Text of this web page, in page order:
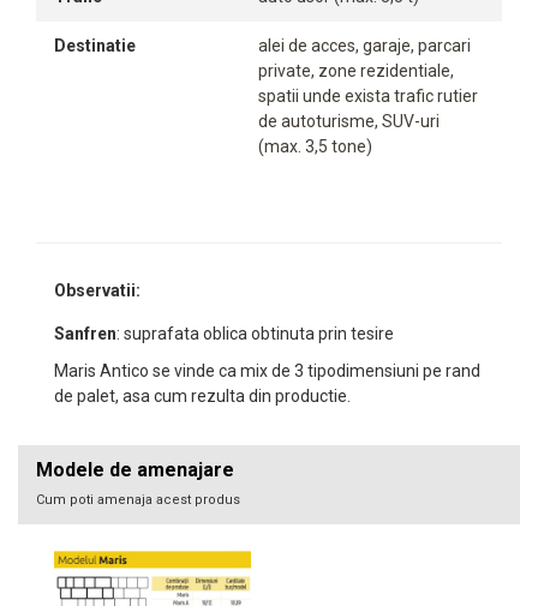
Destinatie
alei de acces, garaje, parcari
private, zone rezidentiale,
spatii unde exista trafic rutier
de autoturisme, SUV-uri
(max. 3,5 tone)
Observatii:
Sanfren: suprafata oblica obtinuta prin tesire
Maris Antico se vinde ca mix de 3 tipodimensiuni pe rand
de palet, asa cum rezulta din productie.
Modele de amenajare
Cum poti amenaja acest produs